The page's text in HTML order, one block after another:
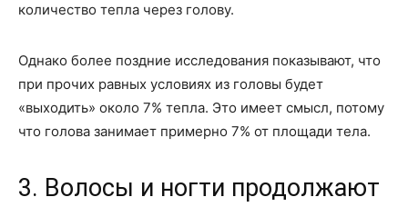
количество тепла через голову.
Однако более поздние исследования показывают, что
при прочих равных условиях из головы будет
«выходить» около 7% тепла. Это имеет смысл, потому
что голова занимает примерно 7% от площади тела.
3. Волосы и ногти продолжают